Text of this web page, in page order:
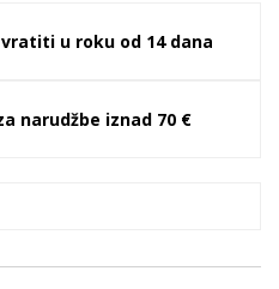
u roku od 14 dana
narudžbe iznad 70 €